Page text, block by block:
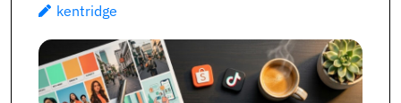
kentridge